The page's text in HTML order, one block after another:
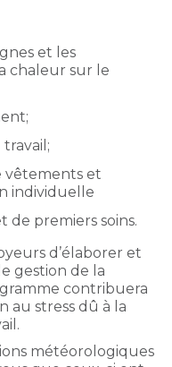
et les
chaleur sur le
travail;
vêtements et
individuelle
de premiers soins.
d’élaborer et
gestion de la
contribuera
au stress dû à la
météorologiques